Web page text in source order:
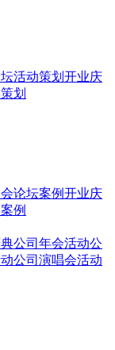
活动策划 开业庆
划
论坛案例开业庆
例
公司 年会活动公
公司 演唱会活动